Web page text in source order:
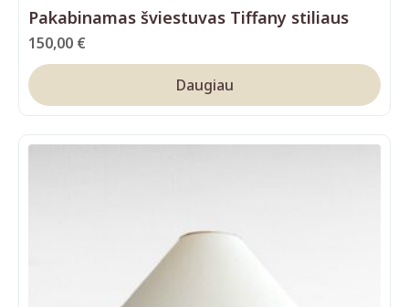
Pakabinamas šviestuvas Tiffany stiliaus
150,00 €
Daugiau